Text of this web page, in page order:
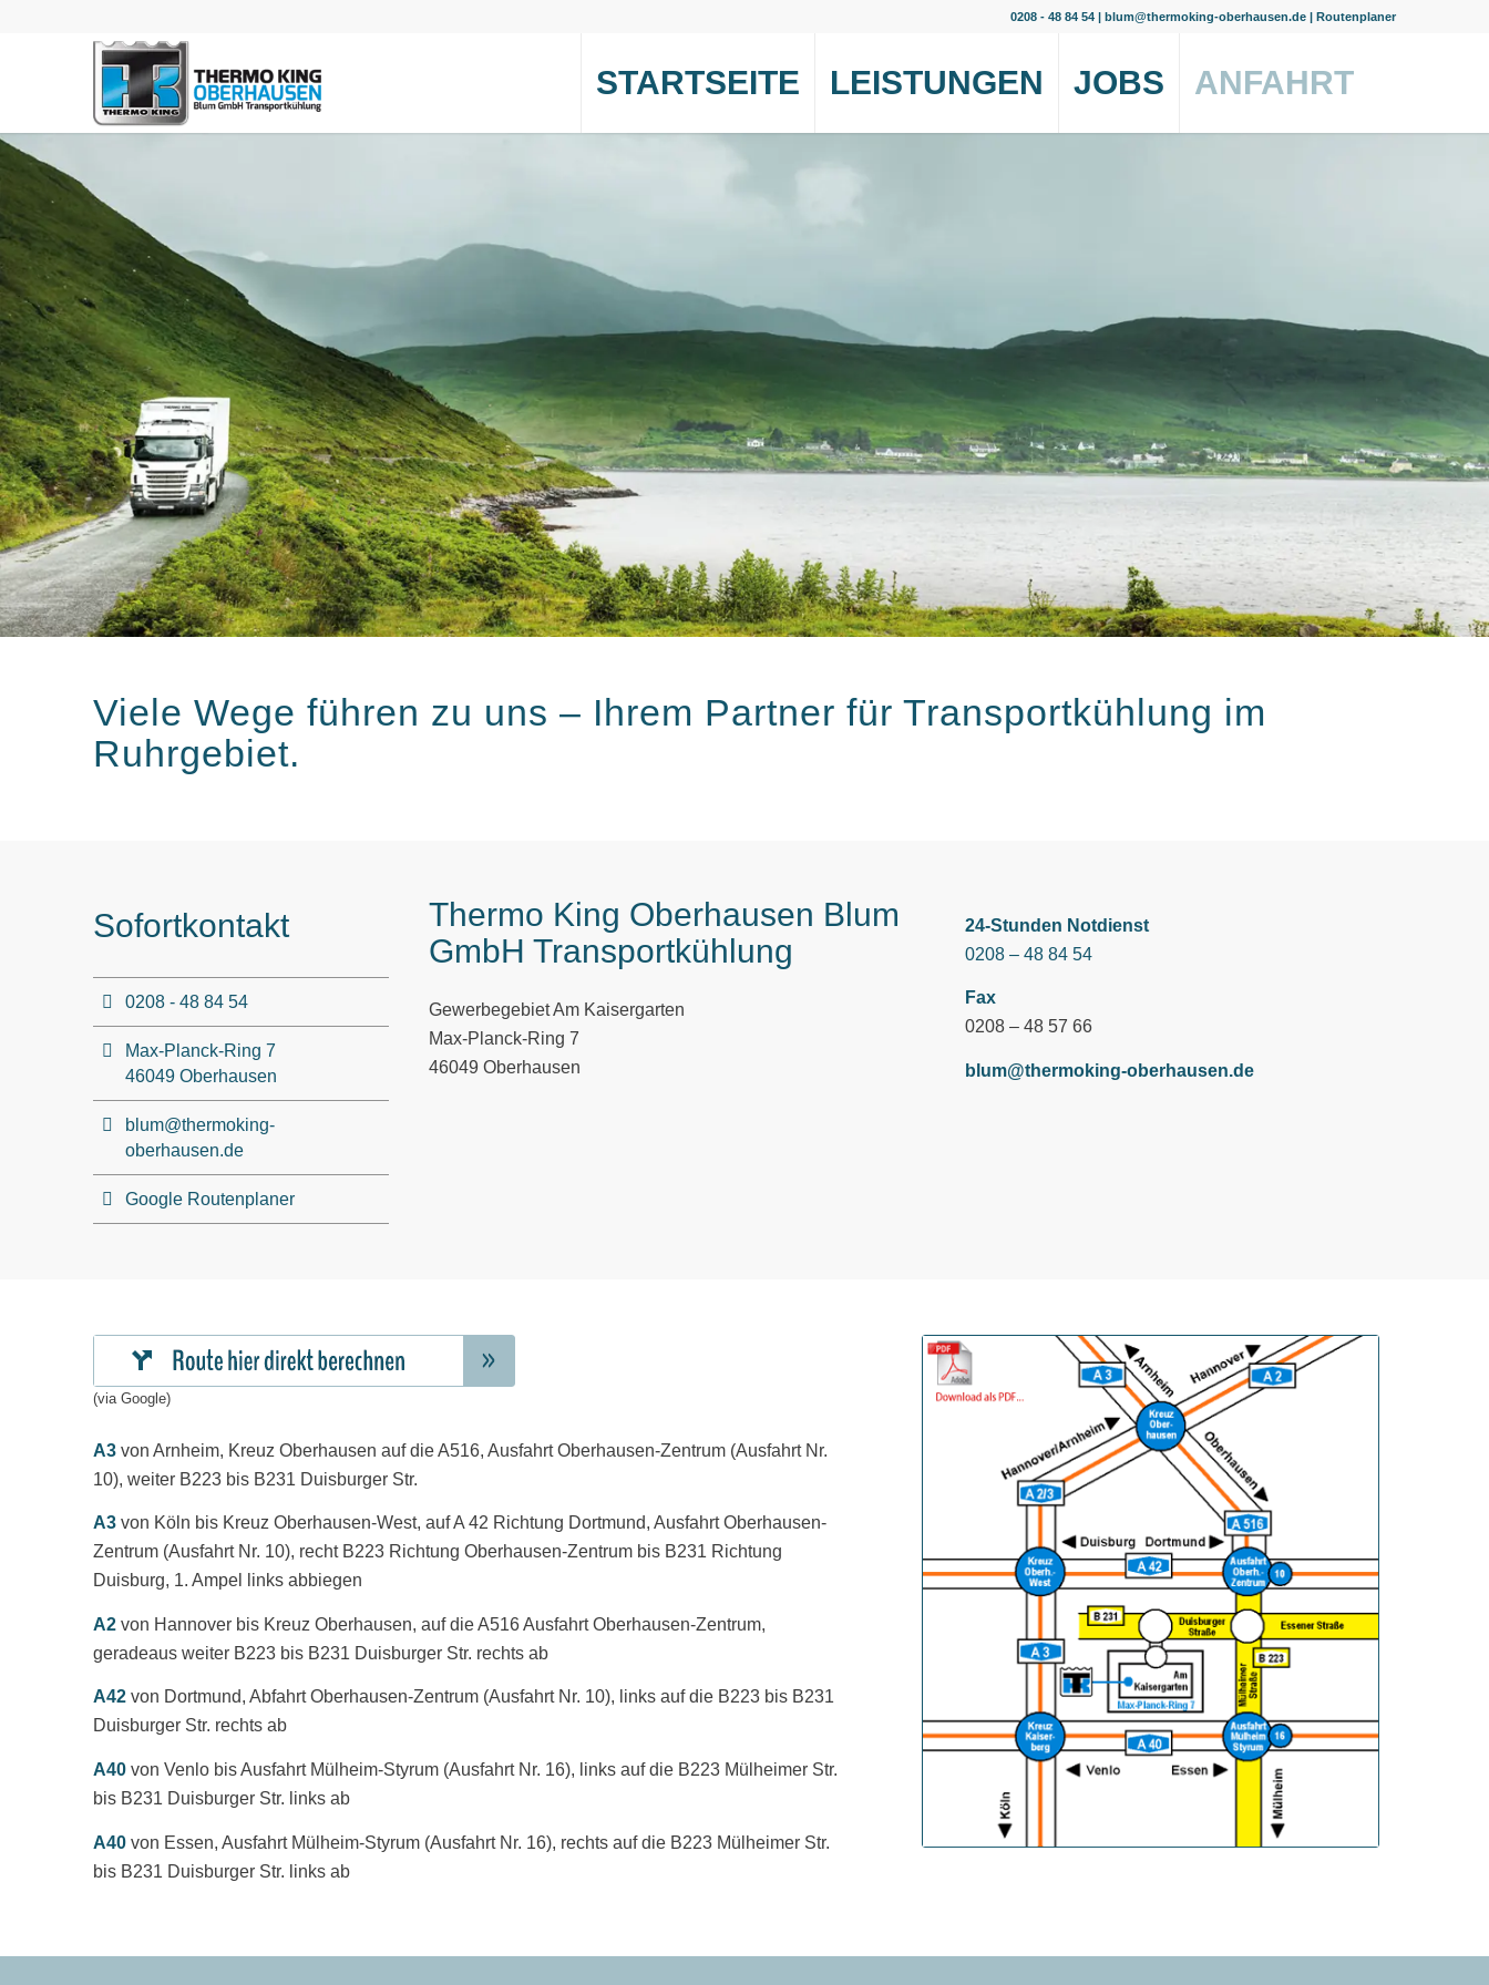
0208 - 48 84 54 |blum@thermoking-oberhausen.de |Routenplaner
STARTSEITE LEISTUNGEN JOBS ANFAHRT
Viele Wege führen zu uns – Ihrem Partner für Transportkühlung im
Ruhrgebiet.
Sofortkontakt
0208 - 48 84 54
Max-Planck-Ring 7
46049 Oberhausen
blum@thermoking-
oberhausen.de
Google Routenplaner
Thermo King Oberhausen Blum
GmbH Transportkühlung
Gewerbegebiet Am Kaisergarten
Max-Planck-Ring 7
46049 Oberhausen
24-Stunden Notdienst
0208 – 48 84 54
Fax
0208 – 48 57 66
blum@thermoking-oberhausen.de
(via Google)
A3von Arnheim, Kreuz Oberhausen auf die A516, Ausfahrt Oberhausen-Zentrum (Ausfahrt Nr.
10), weiter B223 bis B231 Duisburger Str.
A3von Köln bis Kreuz Oberhausen-West, auf A 42 Richtung Dortmund, Ausfahrt Oberhausen-
Zentrum (Ausfahrt Nr. 10), recht B223 Richtung Oberhausen-Zentrum bis B231 Richtung
Duisburg, 1. Ampel links abbiegen
A2von Hannover bis Kreuz Oberhausen, auf die A516 Ausfahrt Oberhausen-Zentrum,
geradeaus weiter B223 bis B231 Duisburger Str. rechts ab
A42von Dortmund, Abfahrt Oberhausen-Zentrum (Ausfahrt Nr. 10), links auf die B223 bis B231
Duisburger Str. rechts ab
A40von Venlo bis Ausfahrt Mülheim-Styrum (Ausfahrt Nr. 16), links auf die B223 Mülheimer Str.
bis B231 Duisburger Str. links ab
A40von Essen, Ausfahrt Mülheim-Styrum (Ausfahrt Nr. 16), rechts auf die B223 Mülheimer Str.
bis B231 Duisburger Str. links ab